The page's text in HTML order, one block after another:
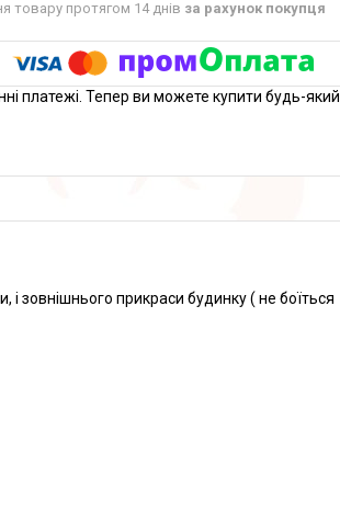
товару протягом 14 днів за рахунок покупця
платежі. Тепер ви можете купити будь-який
зовнішнього прикраси будинку ( не боїться